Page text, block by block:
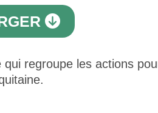
regroupe les actions